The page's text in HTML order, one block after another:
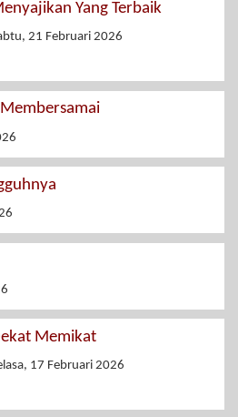
Yang Terbaik
21 Februari 2026
Memikat
17 Februari 2026